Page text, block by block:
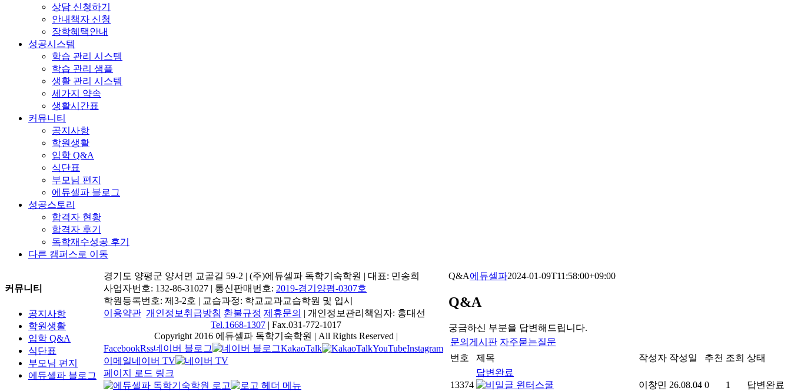
상담 신청하기
안내책자 신청
장학혜택안내
성공시스템
학습 관리 시스템
학습 관리 샘플
생활 관리 시스템
세가지 약속
생활시간표
커뮤니티
공지사항
학원생활
입학 Q&A
식단표
부모님 편지
에듀셀파 블로그
성공스토리
합격자 현황
합격자 후기
독학재수성공 후기
다른 캠퍼스로 이동
Q&A에듀셀파2024-01-09T11:58:00+09:00
Q&A
궁금하신 부분을 답변해드립니다.
문의게시판 자주묻는질문
번호
제목 작성자 작성일 추천 조회 상태
13374
답변완료
윈터스쿨
이창민 26.08.04 0 1 답변완료
커뮤니티
공지사항
학원생활
입학 Q&A
식단표
부모님 편지
에듀셀파 블로그
경기도 양평군 양서면 교골길 59-2 | (주)에듀셀파 독학기숙학원 | 대표: 민송희
사업자번호: 132-86-31027 | 통신판매번호: 2019-경기양평-0307호
학원등록번호: 제3-2호 | 교습과정: 학교교과교습학원 및 입시
이용약관 개인정보취급방침 환불규정 제휴문의 | 개인정보관리책임자: 홍대선
Tel.1668-1307 | Fax.031-772-1017
Copyright 2016 에듀셀파 독학기숙학원 | All Rights Reserved |
FacebookRss네이버 블로그 KakaoTalk YouTubeInstagram
이메일네이버 TV
페이지 로드 링크